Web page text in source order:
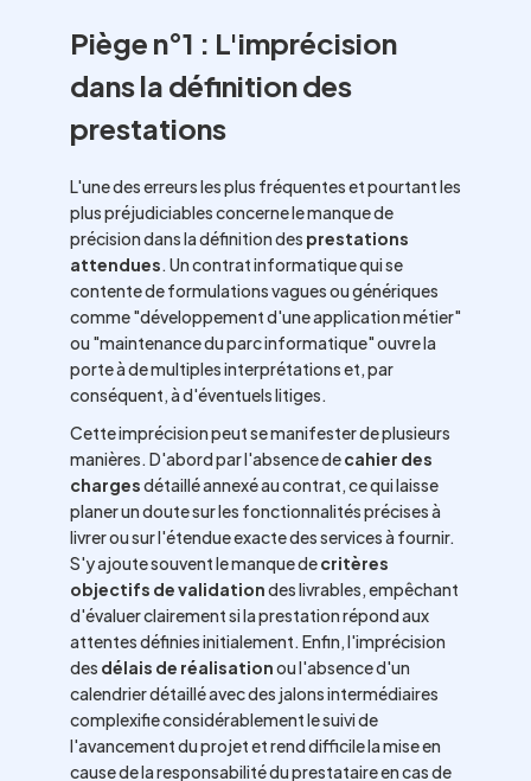
Piège n°1 : L'imprécision
dans la définition des
prestations
L'une des erreurs les plus fréquentes et pourtant les
plus préjudiciables concerne le manque de
précision dans la définition des prestations
attendues. Un contrat informatique qui se
contente de formulations vagues ou génériques
comme "développement d'une application métier"
ou "maintenance du parc informatique" ouvre la
porte à de multiples interprétations et, par
conséquent, à d'éventuels litiges.
Cette imprécision peut se manifester de plusieurs
manières. D'abord par l'absence decahier des
chargesdétaillé annexé au contrat, ce qui laisse
planer un doute sur les fonctionnalités précises à
livrer ou sur l'étendue exacte des services à fournir.
S'y ajoute souvent le manque decritères
objectifs de validationdes livrables, empêchant
d'évaluer clairement si la prestation répond aux
attentes définies initialement. Enfin, l'imprécision
des délais de réalisationou l'absence d'un
calendrier détaillé avec des jalons intermédiaires
complexifie considérablement le suivi de
l'avancement du projet et rend difficile la mise en
cause de la responsabilité du prestataire en cas de